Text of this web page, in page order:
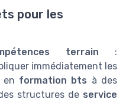
pour les
terrain :
immédiatement les
en formation bts à des
structures de service